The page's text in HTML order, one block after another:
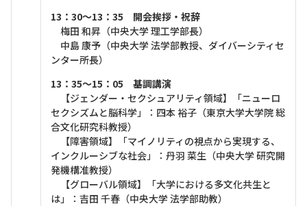
13：30～13：35 開会挨拶・祝辞
梅田 和昇（中央大学 理工学部長）
中島 康予（中央大学 法学部教授、ダイバーシティセ
ンター所長）
13：35～15：05 基調講演
【ジェンダー・セクシュアリティ領域】「ニューロ
セクシズムと脳科学」：四本 裕子（東京大学大学院 総
合文化研究科教授）
【障害領域】「マイノリティの視点から実現する、
インクルーシブな社会」：丹羽 菜生（中央大学 研究開
発機構准教授）
【グローバル領域】「大学における多文化共生と
は」：吉田 千春（中央大学 法学部助教）